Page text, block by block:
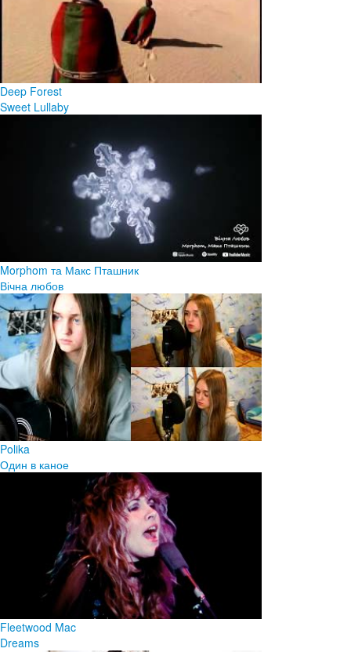
Deep Forest
Sweet Lullaby
Morphom та Макс Пташник
Вічна любов
Polika
Один в каное
Fleetwood Mac
Dreams